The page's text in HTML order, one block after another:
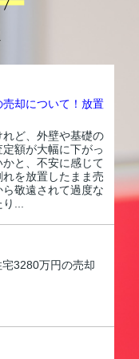
却について！放置
ど、外壁や基礎の
額が大幅に下がっ
と、不安に感じて
を放置したまま売
敬遠されて過度な
...
3280万円の売却